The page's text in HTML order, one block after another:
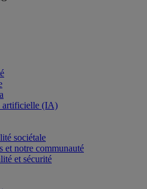
artificielle (IA)
sociétale
et notre communauté
et sécurité